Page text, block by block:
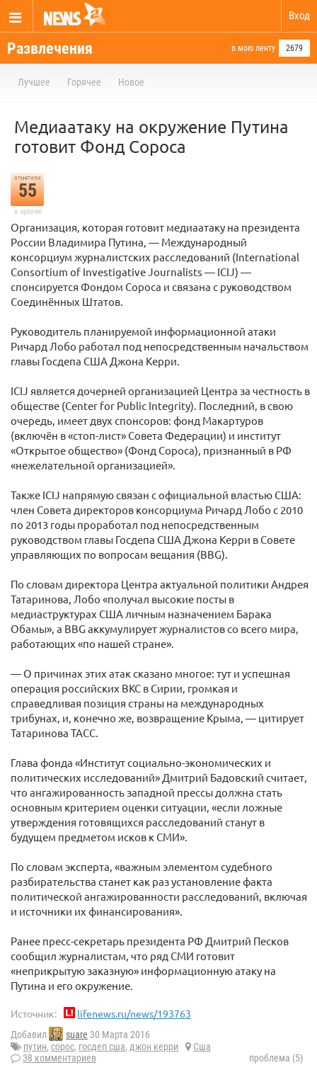
Вход
Развлечения в мою ленту 2679
Лучшее Горячее Новое
Медиаатаку на окружение Путина
готовит Фонд Сороса
отметили
55
в архиве
Организация, которая готовит медиаатаку на президента
России Владимира Путина, — Международный
консорциум журналистских расследований (International
Consortium of Investigative Journalists — ICIJ) —
спонсируется Фондом Сороса и связана с руководством
Соединённых Штатов.
Руководитель планируемой информационной атаки
Ричард Лобо работал под непосредственным начальством
главы Госдепа США Джона Керри.
ICIJ является дочерней организацией Центра за честность в
обществе (Center for Public Integrity). Последний, в свою
очередь, имеет двух спонсоров: фонд Макартуров
(включён в «стоп-лист» Совета Федерации) и институт
«Открытое общество» (Фонд Сороса), признанный в РФ
«нежелательной организацией».
Также ICIJ напрямую связан с официальной властью США:
член Совета директоров консорциума Ричард Лобо с 2010
по 2013 годы проработал под непосредственным
руководством главы Госдепа США Джона Керри в Совете
управляющих по вопросам вещания (BBG).
По словам директора Центра актуальной политики Андрея
Татаринова, Лобо «получал высокие посты в
медиаструктурах США личным назначением Барака
Обамы», а BBG аккумулирует журналистов со всего мира,
работающих «по нашей стране».
— О причинах этих атак сказано многое: тут и успешная
операция российских ВКС в Сирии, громкая и
справедливая позиция страны на международных
трибунах, и, конечно же, возвращение Крыма, — цитирует
Татаринова ТАСС.
Глава фонда «Институт социально-экономических и
политических исследований» Дмитрий Бадовский считает,
что ангажированность западной прессы должна стать
основным критерием оценки ситуации, «если ложные
утверждения готовящихся расследований станут в
будущем предметом исков к СМИ».
По словам эксперта, «важным элементом судебного
разбирательства станет как раз установление факта
политической ангажированности расследований, включая
и источники их финансирования».
Ранее пресс-секретарь президента РФ Дмитрий Песков
сообщил журналистам, что ряд СМИ готовит
«неприкрытую заказную» информационную атаку на
Путина и его окружение.
Источник: lifenews.ru/news/193763
Добавил suare 30 Марта 2016
путин, сорос, госдеп сша, джон керри
Сша
38 комментариев
проблема (5)